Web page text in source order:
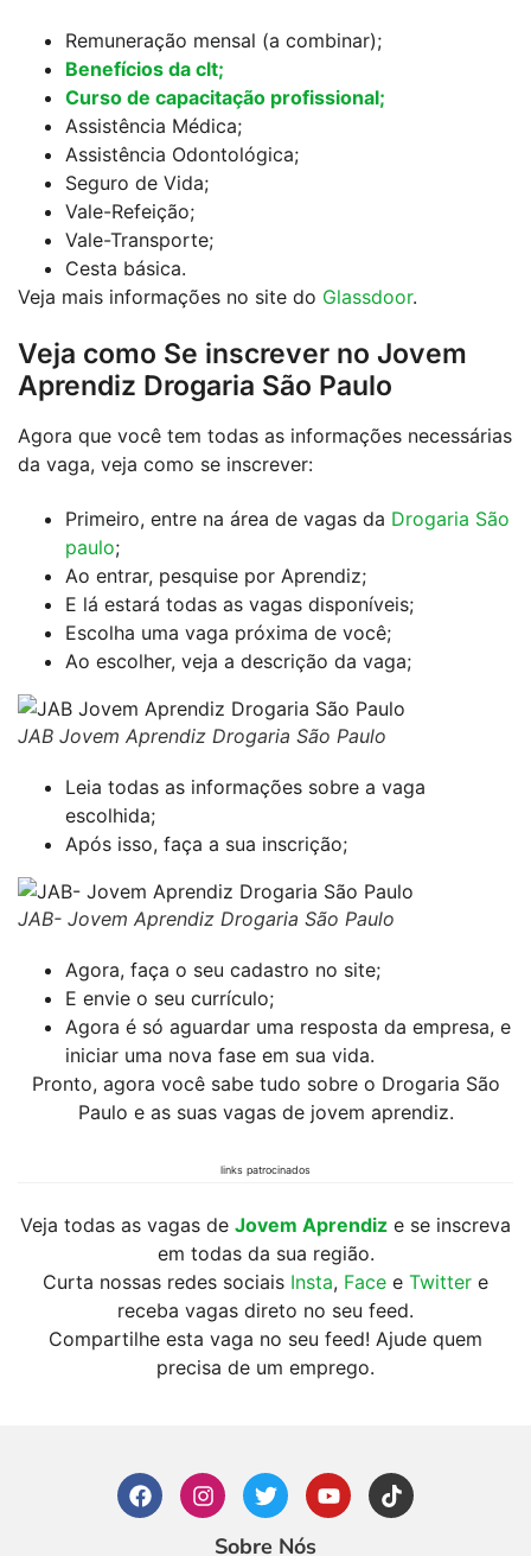
Remuneração mensal (a combinar);
Benefícios da clt;
Curso de capacitação profissional;
Assistência Médica;
Assistência Odontológica;
Seguro de Vida;
Vale-Refeição;
Vale-Transporte;
Cesta básica.
Veja mais informações no site do Glassdoor.
Veja como Se inscrever no Jovem
Aprendiz Drogaria São Paulo
Agora que você tem todas as informações necessárias
da vaga, veja como se inscrever:
Primeiro, entre na área de vagas da Drogaria São
paulo;
Ao entrar, pesquise por Aprendiz;
E lá estará todas as vagas disponíveis;
Escolha uma vaga próxima de você;
Ao escolher, veja a descrição da vaga;
JAB Jovem Aprendiz Drogaria São Paulo
Leia todas as informações sobre a vaga
escolhida;
Após isso, faça a sua inscrição;
JAB- Jovem Aprendiz Drogaria São Paulo
Agora, faça o seu cadastro no site;
E envie o seu currículo;
Agora é só aguardar uma resposta da empresa, e
iniciar uma nova fase em sua vida.
Pronto, agora você sabe tudo sobre o Drogaria São
Paulo e as suas vagas de jovem aprendiz.
links patrocinados
Veja todas as vagas de Jovem Aprendiz e se inscreva
em todas da sua região.
Curta nossas redes sociais Insta, Face e Twitter e
receba vagas direto no seu feed.
Compartilhe esta vaga no seu feed! Ajude quem
precisa de um emprego.
Sobre Nós